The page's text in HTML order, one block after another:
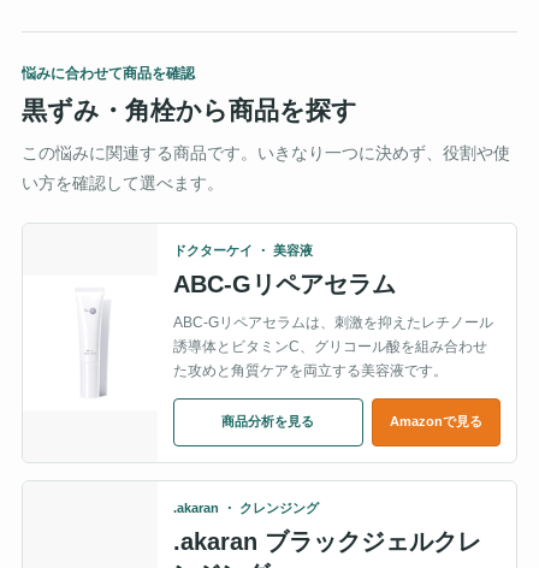
悩みに合わせて商品を確認
黒ずみ・角栓から商品を探す
この悩みに関連する商品です。いきなり一つに決めず、役割や使
い方を確認して選べます。
ドクターケイ ・ 美容液
ABC-Gリペアセラム
ABC-Gリペアセラムは、刺激を抑えたレチノール
誘導体とビタミンC、グリコール酸を組み合わせ
た攻めと角質ケアを両立する美容液です。
商品分析を見る Amazonで見る
.akaran ・ クレンジング
.akaran ブラックジェルクレ